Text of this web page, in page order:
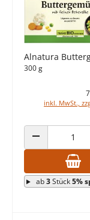
Alnatura
300 g
inkl. MwSt.,
ANZAHL
ab3Stück5%